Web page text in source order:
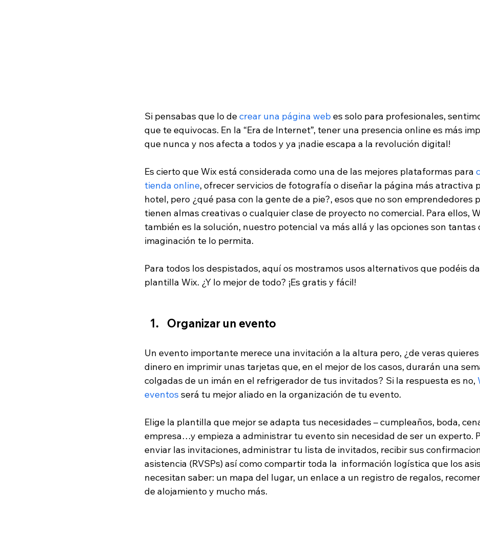
Si pensabas que lo de crear una página web es solo para profesionales,
que te equivocas. En la “Era de Internet”, tener una presencia online es más
que nunca y nos afecta a todos y ya ¡nadie escapa a la revolución digital!
Es cierto que Wix está considerada como una de las mejores plataformas para
tienda online, ofrecer servicios de fotografía o diseñar la página más atractiva
hotel, pero ¿qué pasa con la gente de a pie?, esos que no son emprendedores
tienen almas creativas o cualquier clase de proyecto no comercial. Para ellos,
también es la solución, nuestro potencial va más allá y las opciones son tantas
imaginación te lo permita.
Para todos los despistados, aquí os mostramos usos alternativos que podéis
plantilla Wix. ¿Y lo mejor de todo? ¡Es gratis y fácil!
Organizar un evento
Un evento importante merece una invitación a la altura pero, ¿de veras
dinero en imprimir unas tarjetas que, en el mejor de los casos, durarán una
colgadas de un imán en el refrigerador de tus invitados? Si la respuesta es no,
eventos será tu mejor aliado en la organización de tu evento.
Elige la plantilla que mejor se adapta tus necesidades – cumpleaños, boda,
empresa…y empieza a administrar tu evento sin necesidad de ser un experto.
enviar las invitaciones, administrar tu lista de invitados, recibir sus
asistencia (RVSPs) así como compartir toda la  información logística que los
necesitan saber: un mapa del lugar, un enlace a un registro de regalos,
de alojamiento y mucho más.